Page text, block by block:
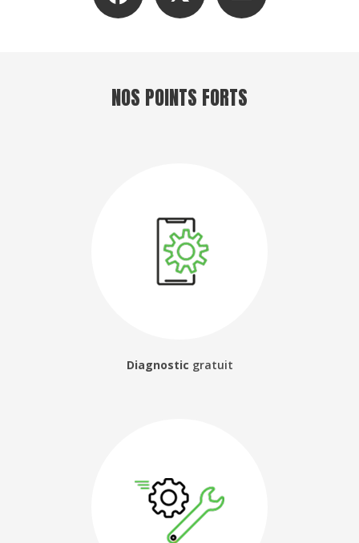
NOS POINTS FORTS
Diagnostic gratuit